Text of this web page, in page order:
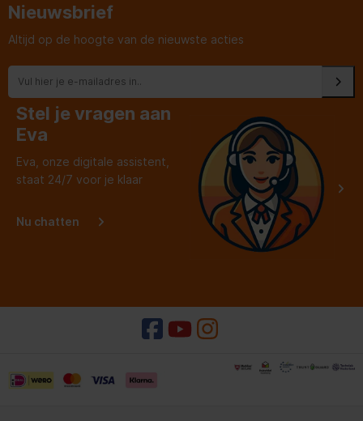
Nieuwsbrief
Altijd op de hoogte van de nieuwste acties
Stel je vragen aan
Eva
Eva, onze digitale assistent,
staat 24/7 voor je klaar
Nu chatten